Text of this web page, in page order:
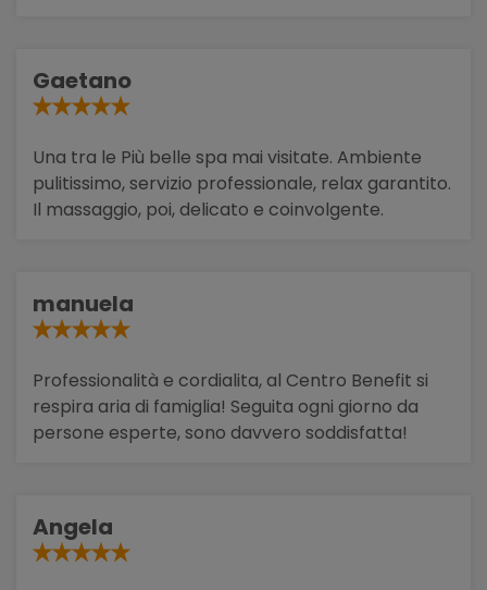
Gaetano
Una tra le Più belle spa mai visitate. Ambiente
pulitissimo, servizio professionale, relax garantito.
Il massaggio, poi, delicato e coinvolgente.
manuela
Professionalità e cordialita, al Centro Benefit si
respira aria di famiglia! Seguita ogni giorno da
persone esperte, sono davvero soddisfatta!
Angela